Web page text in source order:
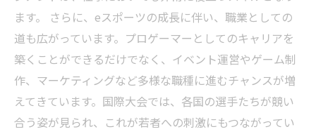
ます。 さらに、eスポーツの成長に伴い、職業としての
道も広がっています。プロゲーマーとしてのキャリアを
築くことができるだけでなく、イベント運営やゲーム制
作、マーケティングなど多様な職種に進むチャンスが増
えてきています。国際大会では、各国の選手たちが競い
合う姿が見られ、これが若者への刺激にもつながってい